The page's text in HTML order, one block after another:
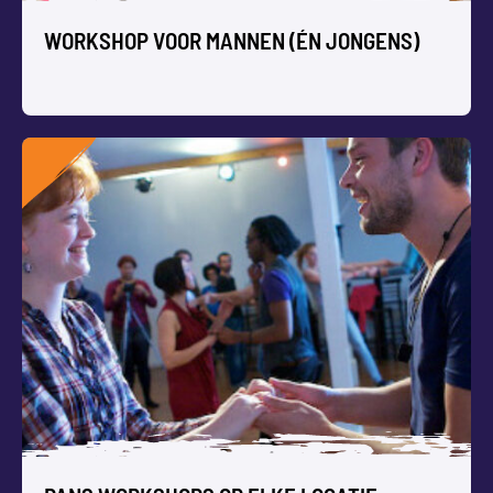
WORKSHOP VOOR MANNEN (ÉN JONGENS)
WORKSHOP VOOR MANNEN (ÉN
JONGENS)
🔥 10 leuke workshops voor mannen (én jongens)
💪 Actieve, creatieve én muzikale activiteiten zoals
graffiti spuiten, leren DJ-en of skateboarden
💡 Perfect voor vrijgezellenfeest, vriendenuitje of
mannendag